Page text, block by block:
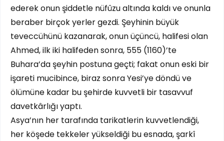
ederek onun şiddetle nüfûzu altında kaldı ve onunla
beraber birçok yerler gezdi. Şeyhinin büyük
teveccühünü kazanarak, onun üçüncü, halifesi olan
Ahmed, ilk iki halifeden sonra, 555 (1160)’te
Buhara’da şeyhin postuna geçti; fakat onun eski bir
işareti mucibince, biraz sonra Yesi’ye döndü ve
ölümüne kadar bu şehirde kuvvetli bir tasavvuf
davetkârlığı yaptı.
Asya’nın her tarafında tarikatlerin kuvvetlendiği,
her köşede tekkeler yükseldiği bu esnada, şarkî